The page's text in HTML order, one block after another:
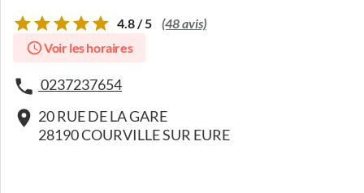
4.8 / 5 (48 avis)
Voir les horaires
0237237654
20 RUE DE LA GARE
28190 COURVILLE SUR EURE